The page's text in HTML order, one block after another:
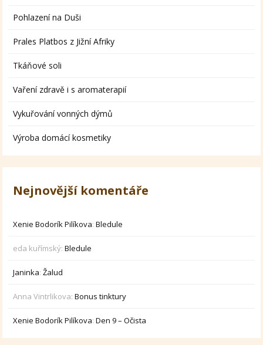
Pohlazení na Duši
Prales Platbos z Jižní Afriky
Tkáňové soli
Vaření zdravě i s aromaterapií
Vykuřování vonných dýmů
Výroba domácí kosmetiky
Nejnovější komentáře
Xenie Bodorík Pilíkova:Bledule
eda kuřímský:Bledule
Janinka:Žalud
Anna Vintrlikova:Bonus tinktury
Xenie Bodorík Pilíkova:Den 9 – Očista